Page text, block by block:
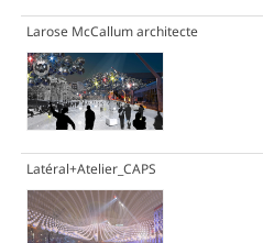
Larose McCallum architecte
Latéral+Atelier_CAPS